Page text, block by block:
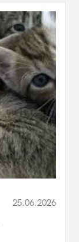
25.06.2026